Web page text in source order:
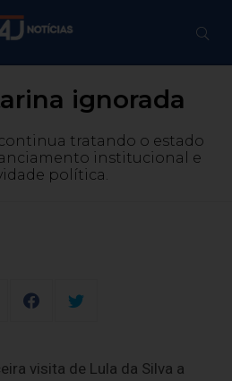
ignorada
tratando o estado
institucional e
política.
visita de Lula da Silva a